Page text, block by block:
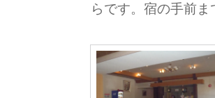
らです。宿の手前